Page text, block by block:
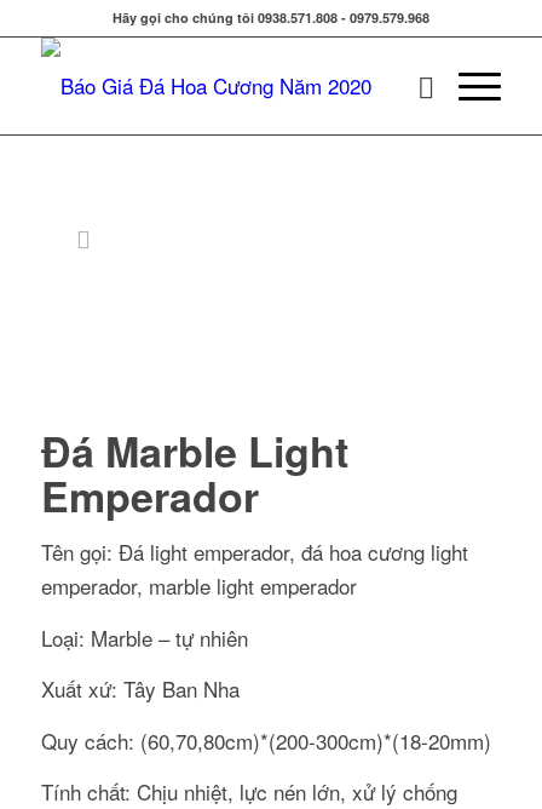
Hãy gọi cho chúng tôi 0938.571.808 - 0979.579.968
Đá Marble Light
Emperador
Tên gọi: Đá light emperador, đá hoa cương light
emperador, marble light emperador
Loại: Marble – tự nhiên
Xuất xứ: Tây Ban Nha
Quy cách: (60,70,80cm)*(200-300cm)*(18-20mm)
Tính chất: Chịu nhiệt, lực nén lớn, xử lý chống